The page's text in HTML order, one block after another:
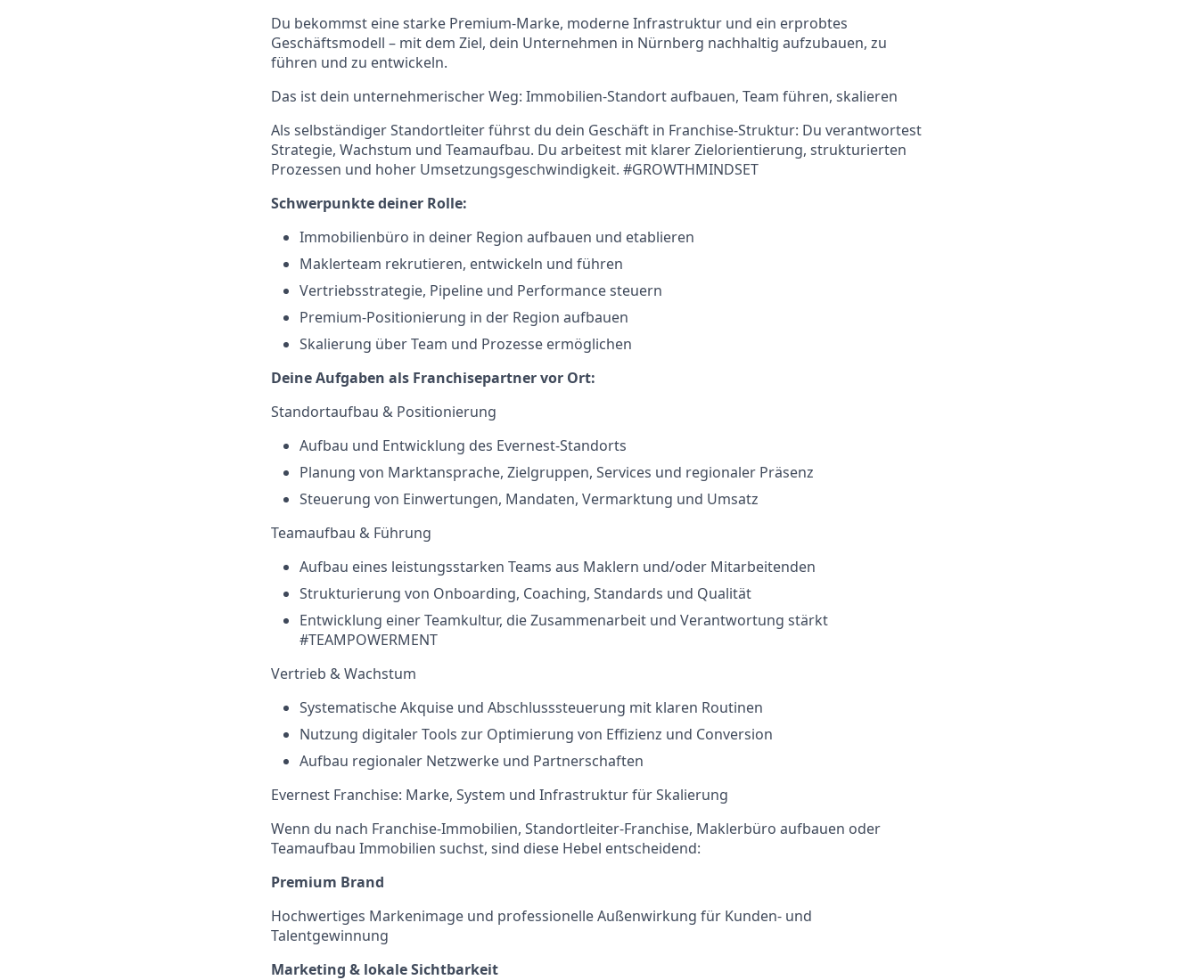
Du bekommst eine starke Premium-Marke, moderne Infrastruktur und ein erprobtes
Geschäftsmodell – mit dem Ziel, dein Unternehmen in Nürnberg nachhaltig aufzubauen, zu
führen und zu entwickeln.
Das ist dein unternehmerischer Weg: Immobilien-Standort aufbauen, Team führen, skalieren
Als selbständiger Standortleiter führst du dein Geschäft in Franchise-Struktur: Du verantwortest
Strategie, Wachstum und Teamaufbau. Du arbeitest mit klarer Zielorientierung, strukturierten
Prozessen und hoher Umsetzungsgeschwindigkeit. #GROWTHMINDSET
Schwerpunkte deiner Rolle:
Immobilienbüro in deiner Region aufbauen und etablieren
Maklerteam rekrutieren, entwickeln und führen
Vertriebsstrategie, Pipeline und Performance steuern
Premium-Positionierung in der Region aufbauen
Skalierung über Team und Prozesse ermöglichen
Deine Aufgaben als Franchisepartner vor Ort:
Standortaufbau & Positionierung
Aufbau und Entwicklung des Evernest-Standorts
Planung von Marktansprache, Zielgruppen, Services und regionaler Präsenz
Steuerung von Einwertungen, Mandaten, Vermarktung und Umsatz
Teamaufbau & Führung
Aufbau eines leistungsstarken Teams aus Maklern und/oder Mitarbeitenden
Strukturierung von Onboarding, Coaching, Standards und Qualität
Entwicklung einer Teamkultur, die Zusammenarbeit und Verantwortung stärkt
#TEAMPOWERMENT
Vertrieb & Wachstum
Systematische Akquise und Abschlusssteuerung mit klaren Routinen
Nutzung digitaler Tools zur Optimierung von Effizienz und Conversion
Aufbau regionaler Netzwerke und Partnerschaften
Evernest Franchise: Marke, System und Infrastruktur für Skalierung
Wenn du nach Franchise-Immobilien, Standortleiter-Franchise, Maklerbüro aufbauen oder
Teamaufbau Immobilien suchst, sind diese Hebel entscheidend:
Premium Brand
Hochwertiges Markenimage und professionelle Außenwirkung für Kunden- und
Talentgewinnung
Marketing & lokale Sichtbarkeit